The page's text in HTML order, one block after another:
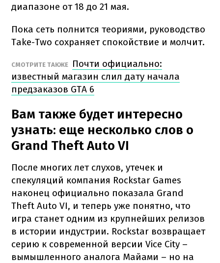
диапазоне от 18 до 21 мая.
Пока сеть полнится теориями, руководство
Take-Two сохраняет спокойствие и молчит.
СМОТРИТЕ ТАКЖЕ
Почти официально:
известный магазин слил дату начала
предзаказов GTA 6
Вам также будет интересно
узнать: еще несколько слов о
Grand Theft Auto VI
После многих лет слухов, утечек и
спекуляций компания Rockstar Games
наконец официально показала Grand
Theft Auto VI, и теперь уже понятно, что
игра станет одним из крупнейших релизов
в истории индустрии. Rockstar возвращает
серию к современной версии Vice City –
вымышленного аналога Майами – но на